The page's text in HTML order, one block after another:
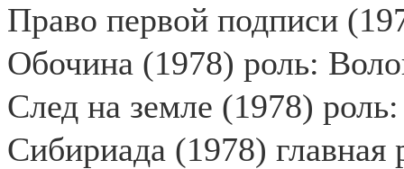
Право первой подписи
Обочина (1978) роль:
След на земле (1978)
Сибириада (1978)